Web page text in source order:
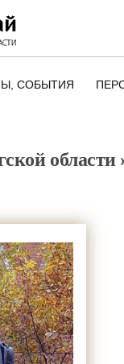
CОБЫТИЯ
ДАТЫ
области